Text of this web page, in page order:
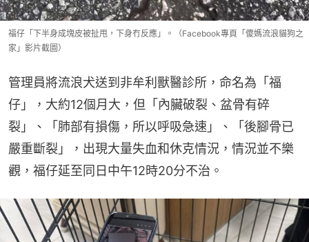
福仔「下半身成塊皮被扯甩，下身冇反應」。（Facebook專頁「傻媽流浪貓狗之
家」影片截圖）
管理員將流浪犬送到非牟利獸醫診所，命名為「福
仔」，大約12個月大，但「內臟破裂、盆骨有碎
裂」、「肺部有損傷，所以呼吸急速」、「後腳骨已
嚴重斷裂」，出現大量失血和休克情況，情況並不樂
觀，福仔延至同日中午12時20分不治。